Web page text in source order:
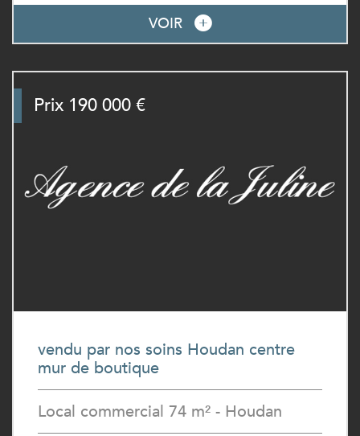
VOIR
Prix 190 000 €
vendu par nos soins Houdan centre
mur de boutique
Local commercial 74 m² - Houdan